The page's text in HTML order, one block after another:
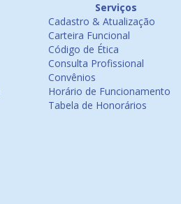
Serviços
Cadastro & Atualização
Carteira Funcional
Código de Ética
Consulta Profissional
Convênios
Horário de Funcionamento
Tabela de Honorários